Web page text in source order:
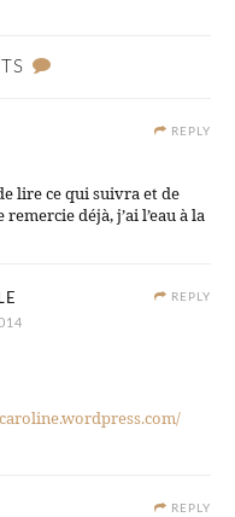
REPLY
lire ce qui suivra et de
déjà, j’ai l’eau à la
REPLY
REPLY